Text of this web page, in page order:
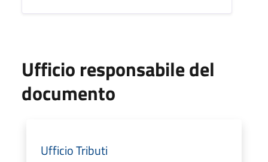
Ufficio responsabile del
documento
Ufficio Tributi